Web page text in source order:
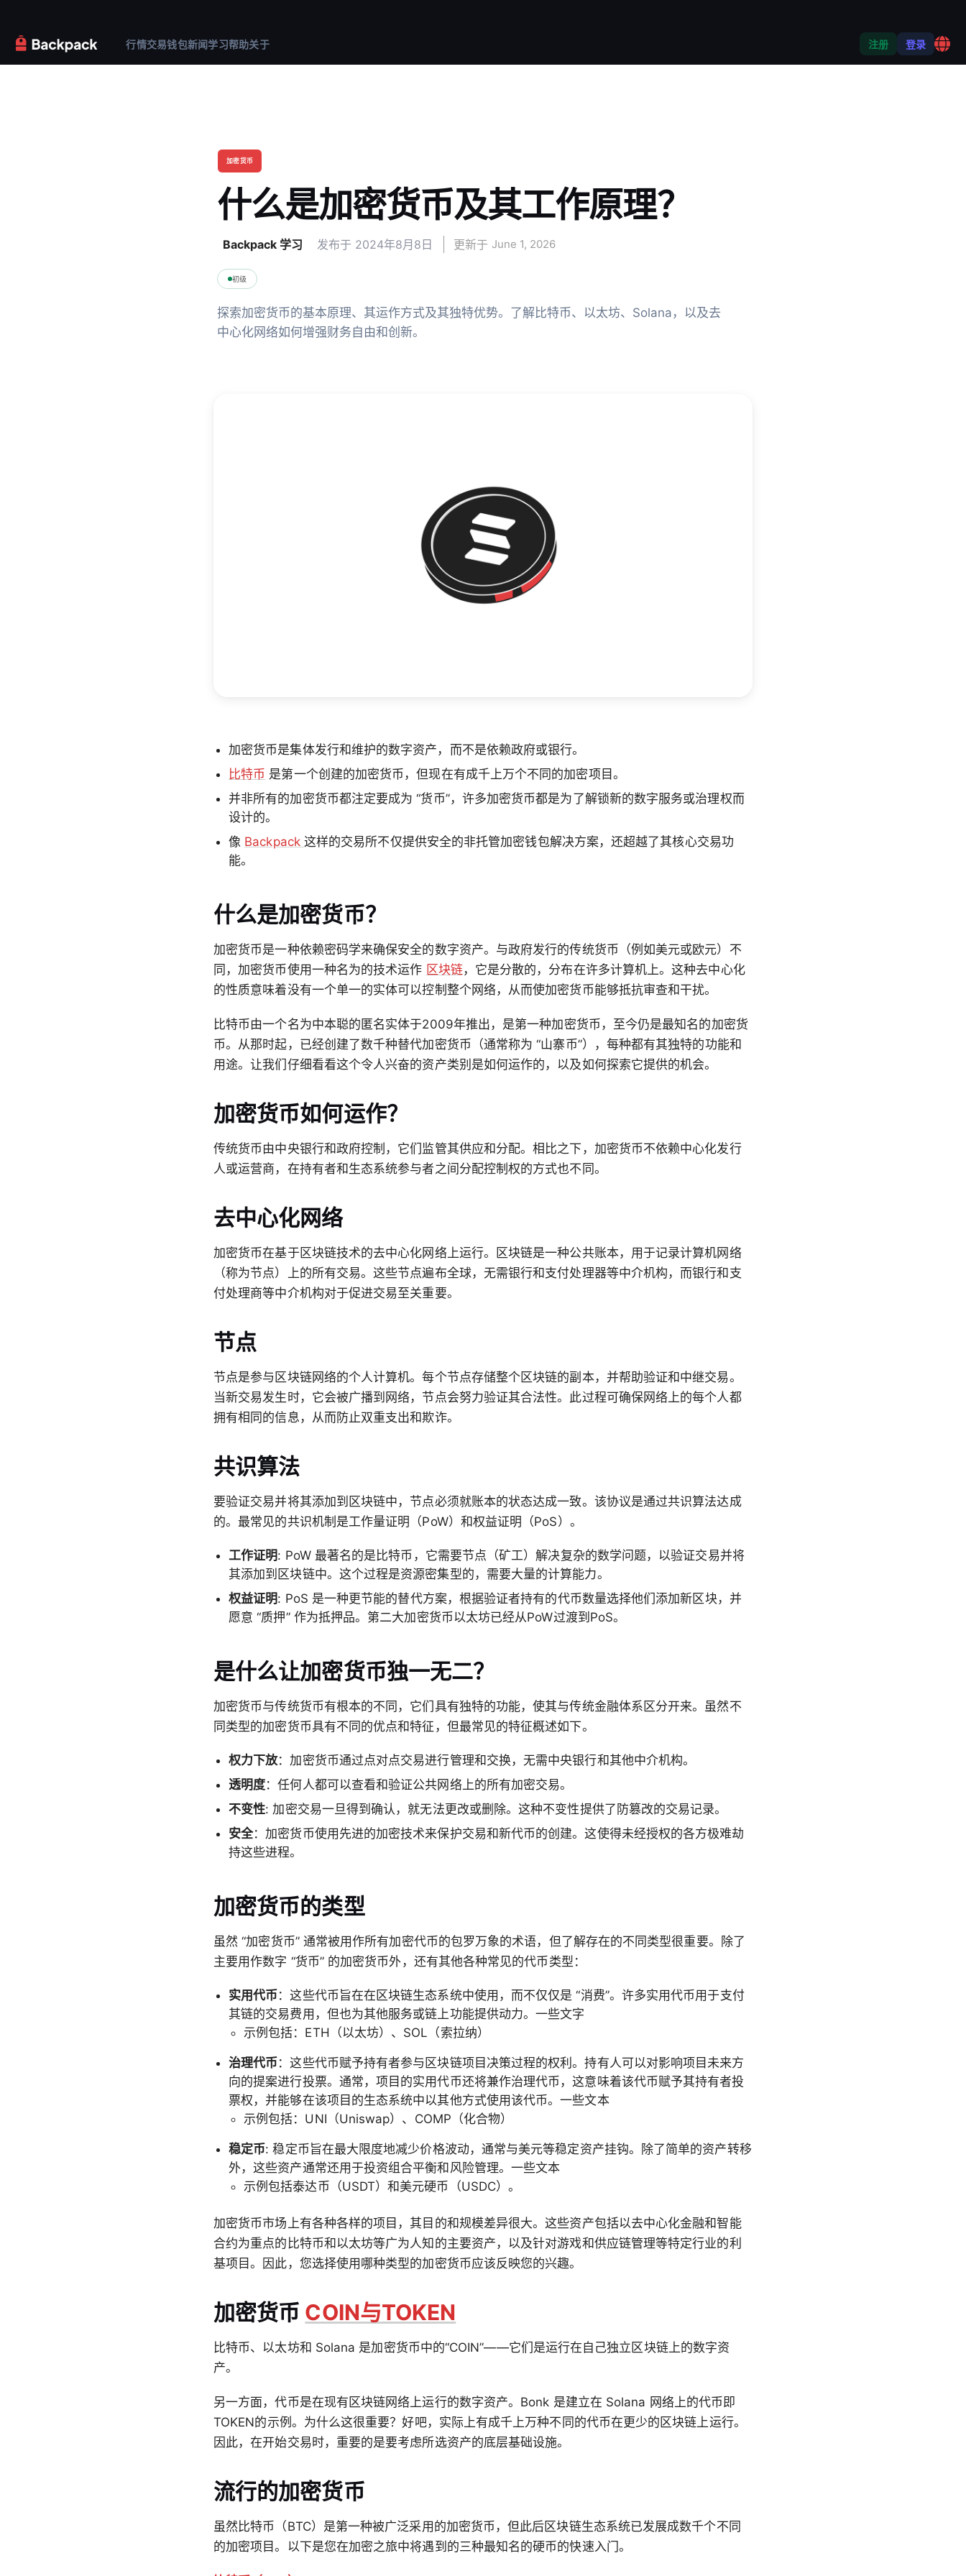
行情交易钱包新闻学习帮助关于 注册 登录
加密货币
什么是加密货币及其工作原理？
Backpack 学习 发布于 2024年8月8日 更新于 June 1, 2026
初级
探索加密货币的基本原理、其运作方式及其独特优势。了解比特币、以太坊、Solana，以及去
中心化网络如何增强财务自由和创新。
加密货币是集体发行和维护的数字资产，而不是依赖政府或银行。
比特币 是第一个创建的加密货币，但现在有成千上万个不同的加密项目。
并非所有的加密货币都注定要成为 “货币”，许多加密货币都是为了解锁新的数字服务或治理权而
设计的。
像 Backpack 这样的交易所不仅提供安全的非托管加密钱包解决方案，还超越了其核心交易功
能。
什么是加密货币？
加密货币是一种依赖密码学来确保安全的数字资产。与政府发行的传统货币（例如美元或欧元）不
同，加密货币使用一种名为的技术运作 区块链，它是分散的，分布在许多计算机上。这种去中心化
的性质意味着没有一个单一的实体可以控制整个网络，从而使加密货币能够抵抗审查和干扰。
比特币由一个名为中本聪的匿名实体于2009年推出，是第一种加密货币，至今仍是最知名的加密货
币。从那时起，已经创建了数千种替代加密货币（通常称为 “山寨币”），每种都有其独特的功能和
用途。让我们仔细看看这个令人兴奋的资产类别是如何运作的，以及如何探索它提供的机会。
加密货币如何运作？
传统货币由中央银行和政府控制，它们监管其供应和分配。相比之下，加密货币不依赖中心化发行
人或运营商，在持有者和生态系统参与者之间分配控制权的方式也不同。
去中心化网络
加密货币在基于区块链技术的去中心化网络上运行。区块链是一种公共账本，用于记录计算机网络
（称为节点）上的所有交易。这些节点遍布全球，无需银行和支付处理器等中介机构，而银行和支
付处理商等中介机构对于促进交易至关重要。
节点
节点是参与区块链网络的个人计算机。每个节点存储整个区块链的副本，并帮助验证和中继交易。
当新交易发生时，它会被广播到网络，节点会努力验证其合法性。此过程可确保网络上的每个人都
拥有相同的信息，从而防止双重支出和欺诈。
共识算法
要验证交易并将其添加到区块链中，节点必须就账本的状态达成一致。该协议是通过共识算法达成
的。最常见的共识机制是工作量证明（PoW）和权益证明（PoS）。
工作证明: PoW 最著名的是比特币，它需要节点（矿工）解决复杂的数学问题，以验证交易并将
其添加到区块链中。这个过程是资源密集型的，需要大量的计算能力。
权益证明: PoS 是一种更节能的替代方案，根据验证者持有的代币数量选择他们添加新区块，并
愿意 “质押” 作为抵押品。第二大加密货币以太坊已经从PoW过渡到PoS。
是什么让加密货币独一无二？
加密货币与传统货币有根本的不同，它们具有独特的功能，使其与传统金融体系区分开来。虽然不
同类型的加密货币具有不同的优点和特征，但最常见的特征概述如下。
权力下放：加密货币通过点对点交易进行管理和交换，无需中央银行和其他中介机构。
透明度：任何人都可以查看和验证公共网络上的所有加密交易。
不变性: 加密交易一旦得到确认，就无法更改或删除。这种不变性提供了防篡改的交易记录。
安全：加密货币使用先进的加密技术来保护交易和新代币的创建。这使得未经授权的各方极难劫
持这些进程。
加密货币的类型
虽然 “加密货币” 通常被用作所有加密代币的包罗万象的术语，但了解存在的不同类型很重要。除了
主要用作数字 “货币” 的加密货币外，还有其他各种常见的代币类型：
实用代币：这些代币旨在在区块链生态系统中使用，而不仅仅是 “消费”。许多实用代币用于支付
其链的交易费用，但也为其他服务或链上功能提供动力。一些文字
示例包括：ETH（以太坊）、SOL（索拉纳）
治理代币：这些代币赋予持有者参与区块链项目决策过程的权利。持有人可以对影响项目未来方
向的提案进行投票。通常，项目的实用代币还将兼作治理代币，这意味着该代币赋予其持有者投
票权，并能够在该项目的生态系统中以其他方式使用该代币。一些文本
示例包括：UNI（Uniswap）、COMP（化合物）
稳定币: 稳定币旨在最大限度地减少价格波动，通常与美元等稳定资产挂钩。除了简单的资产转移
外，这些资产通常还用于投资组合平衡和风险管理。一些文本
示例包括泰达币（USDT）和美元硬币（USDC）。
加密货币市场上有各种各样的项目，其目的和规模差异很大。这些资产包括以去中心化金融和智能
合约为重点的比特币和以太坊等广为人知的主要资产，以及针对游戏和供应链管理等特定行业的利
基项目。因此，您选择使用哪种类型的加密货币应该反映您的兴趣。
加密货币 COIN与TOKEN
比特币、以太坊和 Solana 是加密货币中的“COIN”——它们是运行在自己独立区块链上的数字资
产。
另一方面，代币是在现有区块链网络上运行的数字资产。Bonk 是建立在 Solana 网络上的代币即
TOKEN的示例。为什么这很重要？好吧，实际上有成千上万种不同的代币在更少的区块链上运行。
因此，在开始交易时，重要的是要考虑所选资产的底层基础设施。
流行的加密货币
虽然比特币（BTC）是第一种被广泛采用的加密货币，但此后区块链生态系统已发展成数千个不同
的加密项目。以下是您在加密之旅中将遇到的三种最知名的硬币的快速入门。